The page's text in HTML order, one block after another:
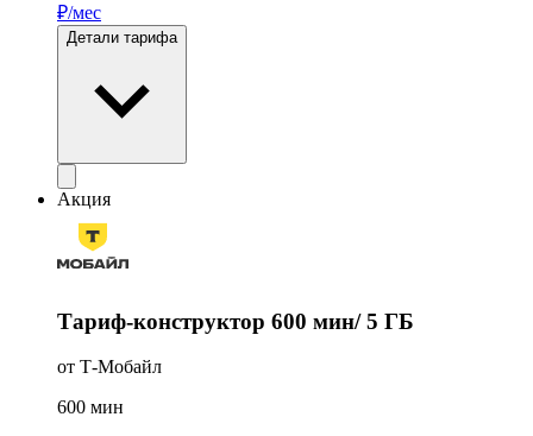
₽/мес
Детали тарифа
Акция
Тариф-конструктор 600 мин/ 5 ГБ
от Т‑Мобайл
600 мин